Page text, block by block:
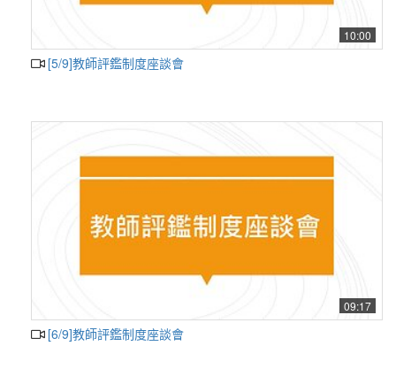
10:00
[5/9]教師評鑑制度座談會
09:17
[6/9]教師評鑑制度座談會